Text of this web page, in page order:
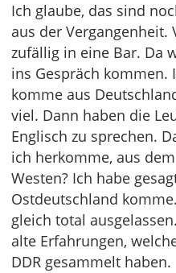
Ich glaube, das sind
aus der Vergangenheit.
zufällig in eine Bar. Da
ins Gespräch kommen.
komme aus
viel. Dann haben die
Englisch zu sprechen.
ich herkomme, aus
Westen? Ich habe
Ostdeutschland
gleich total
alte Erfahrungen,
DDR gesammelt haben.